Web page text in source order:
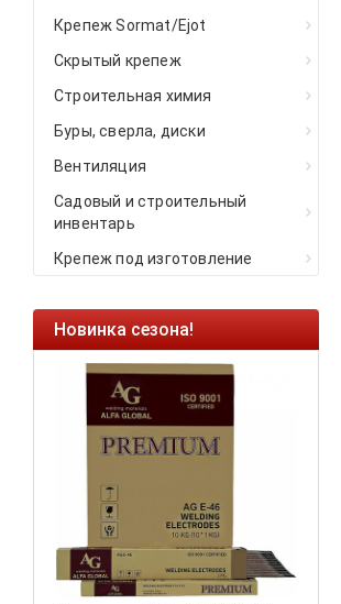
Крепеж Sormat/Ejot
Скрытый крепеж
Строительная химия
Буры, сверла, диски
Вентиляция
Садовый и строительный
инвентарь
Крепеж под изготовление
Новинка сезона!